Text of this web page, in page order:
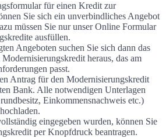
für einen Kredit zur
Sie sich ein unverbindliches Angebot
müssen Sie nur unser Online Formular
ausfüllen.
Angeboten suchen Sie sich dann das
heraus, das am
passt.
Antrag für den Modernisierungskredit
Bank. Alle notwendigen Unterlagen
Einkommensnachweis etc.)
eingegeben wurden, können Sie
per Knopfdruck beantragen.